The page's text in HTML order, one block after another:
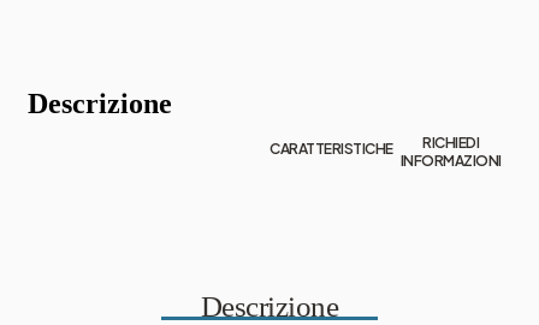
Descrizione
CARATTERISTICHE
RICHIEDI
INFORMAZIONI
Descrizione